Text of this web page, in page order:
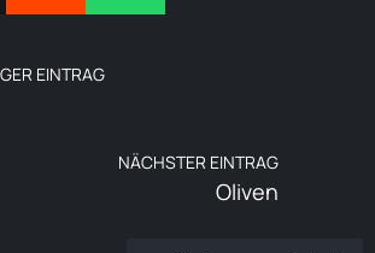
EINTRAG
NÄCHSTER EINTRAG
Oliven